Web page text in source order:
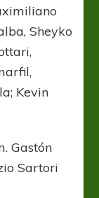
Sheyko
Kevin
Gastón
Sartori